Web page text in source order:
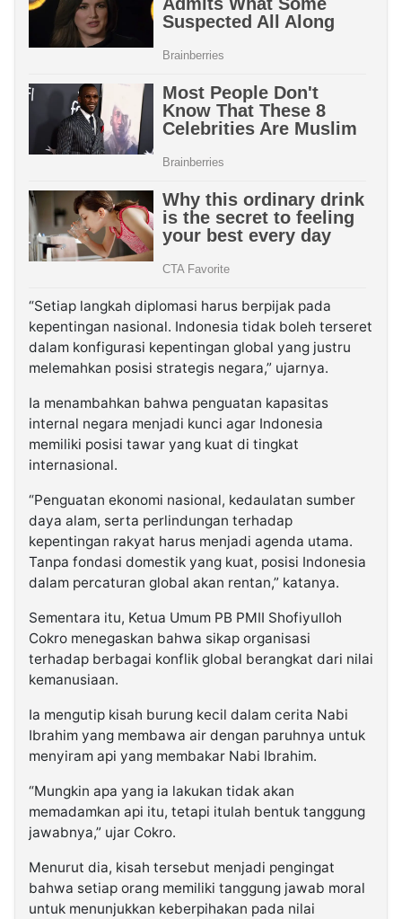
“Setiap langkah diplomasi harus berpijak pada
kepentingan nasional. Indonesia tidak boleh terseret
dalam konfigurasi kepentingan global yang justru
melemahkan posisi strategis negara,” ujarnya.
Ia menambahkan bahwa penguatan kapasitas
internal negara menjadi kunci agar Indonesia
memiliki posisi tawar yang kuat di tingkat
internasional.
“Penguatan ekonomi nasional, kedaulatan sumber
daya alam, serta perlindungan terhadap
kepentingan rakyat harus menjadi agenda utama.
Tanpa fondasi domestik yang kuat, posisi Indonesia
dalam percaturan global akan rentan,” katanya.
Sementara itu, Ketua Umum PB PMII Shofiyulloh
Cokro menegaskan bahwa sikap organisasi
terhadap berbagai konflik global berangkat dari nilai
kemanusiaan.
Ia mengutip kisah burung kecil dalam cerita Nabi
Ibrahim yang membawa air dengan paruhnya untuk
menyiram api yang membakar Nabi Ibrahim.
“Mungkin apa yang ia lakukan tidak akan
memadamkan api itu, tetapi itulah bentuk tanggung
jawabnya,” ujar Cokro.
Menurut dia, kisah tersebut menjadi pengingat
bahwa setiap orang memiliki tanggung jawab moral
untuk menunjukkan keberpihakan pada nilai